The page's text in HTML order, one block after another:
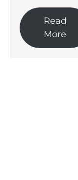
Read
More